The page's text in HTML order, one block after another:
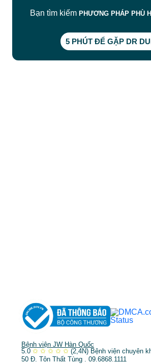
Bạn tìm kiếm PHƯƠNG PHÁP PHÙ
5 PHÚT ĐỂ GẶP DR
Bệnh viện JW Hàn Quốc
5.0 ✩ ✩ ✩ ✩ ✩ (2,4N) Bệnh viện chuyên
50 Đ. Tôn Thất Tùng . 09.6868.1111